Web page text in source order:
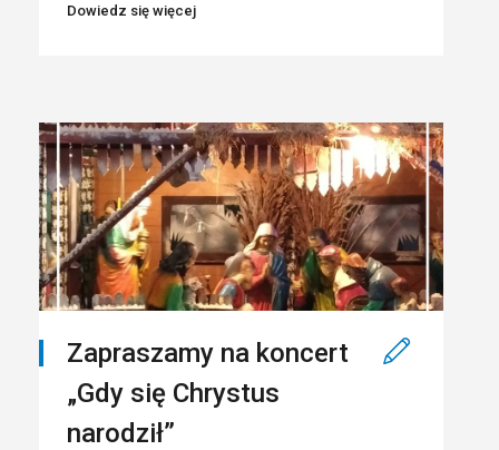
Dowiedz się więcej
Zapraszamy na koncert
„Gdy się Chrystus
narodził”